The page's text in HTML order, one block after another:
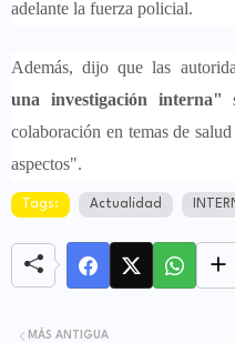
adelante la fuerza policial.
Además, dijo que las
una investigación interna"
colaboración en temas de
aspectos".
Tags: Actualidad
MÁS ANTIGUA